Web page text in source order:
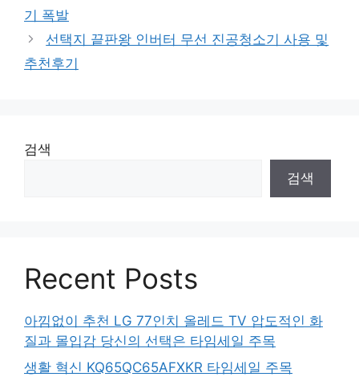
기 폭발
선택지 끝판왕 인버터 무선 진공청소기 사용 및
추천후기
검색
검색
Recent Posts
아낌없이 추천 LG 77인치 올레드 TV 압도적인 화
질과 몰입감 당신의 선택은 타임세일 주목
생활 혁신 KQ65QC65AFXKR 타임세일 주목